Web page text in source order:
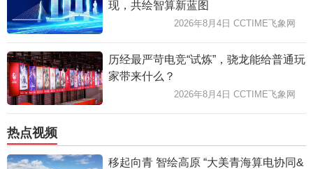
现，共绘智算新蓝图
2026年8月4日 CCTIME飞象网
历经最严苛电竞“试炼”，骁龙能给普通玩
家带来什么？
2026年8月4日 CCTIME飞象网
热点视频
移起向青 智绘高原 “大美青海算电协同&